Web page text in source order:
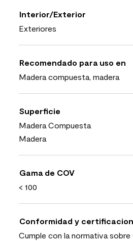
Interior/Exterior
Exteriores
Recomendado para uso en
Madera compuesta, madera
Superficie
Madera Compuesta
Madera
Gama de COV
< 100
Conformidad y
Cumple con la normativa